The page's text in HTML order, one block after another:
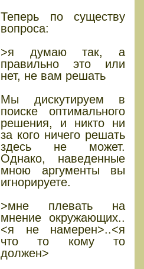
Теперь по существу
вопроса:
>я думаю так, а
правильно это или
нет, не вам решать
Мы дискутируем в
поиске оптимального
решения, и никто ни
за кого ничего решать
здесь не может.
Однако, наведенные
мною аргументы вы
игнорируете.
>мне плевать на
мнение окружающих..
<я не намерен>..<я
что то кому то
должен>